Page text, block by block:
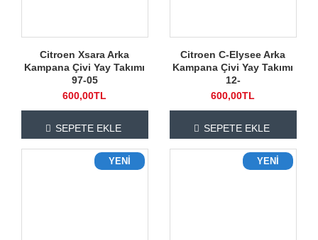
Citroen Xsara Arka
Kampana Çivi Yay Takımı
97-05
600,00TL
SEPETE EKLE
Citroen C-Elysee Arka
Kampana Çivi Yay Takımı
12-
600,00TL
SEPETE EKLE
YENI YENI